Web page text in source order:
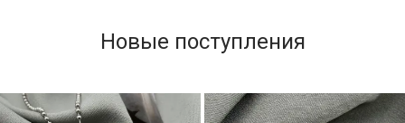
Новые поступления